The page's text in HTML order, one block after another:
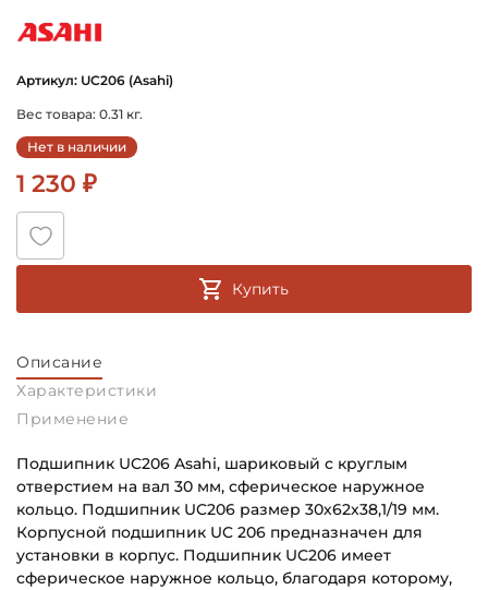
Артикул: UC206 (Asahi)
Вес товара: 0.31 кг.
Нет в наличии
1 230 ₽
Купить
Описание
Характеристики
Применение
Подшипник UC206 Asahi, шариковый с круглым
отверстием на вал 30 мм, сферическое наружное
кольцо. Подшипник UC206 размер 30х62х38,1/19 мм.
Корпусной подшипник UC 206 предназначен для
установки в корпус. Подшипник UC206 имеет
сферическое наружное кольцо, благодаря которому,